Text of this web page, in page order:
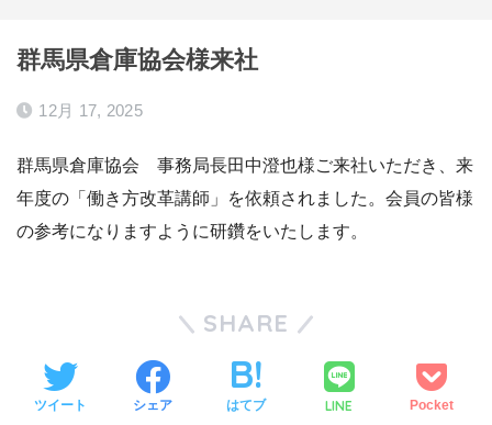
群馬県倉庫協会様来社
12月 17, 2025
群馬県倉庫協会 事務局長田中澄也様ご来社いただき、来
年度の「働き方改革講師」を依頼されました。会員の皆様
の参考になりますように研鑽をいたします。
SHARE
ツイート シェア はてブ LINE Pocket